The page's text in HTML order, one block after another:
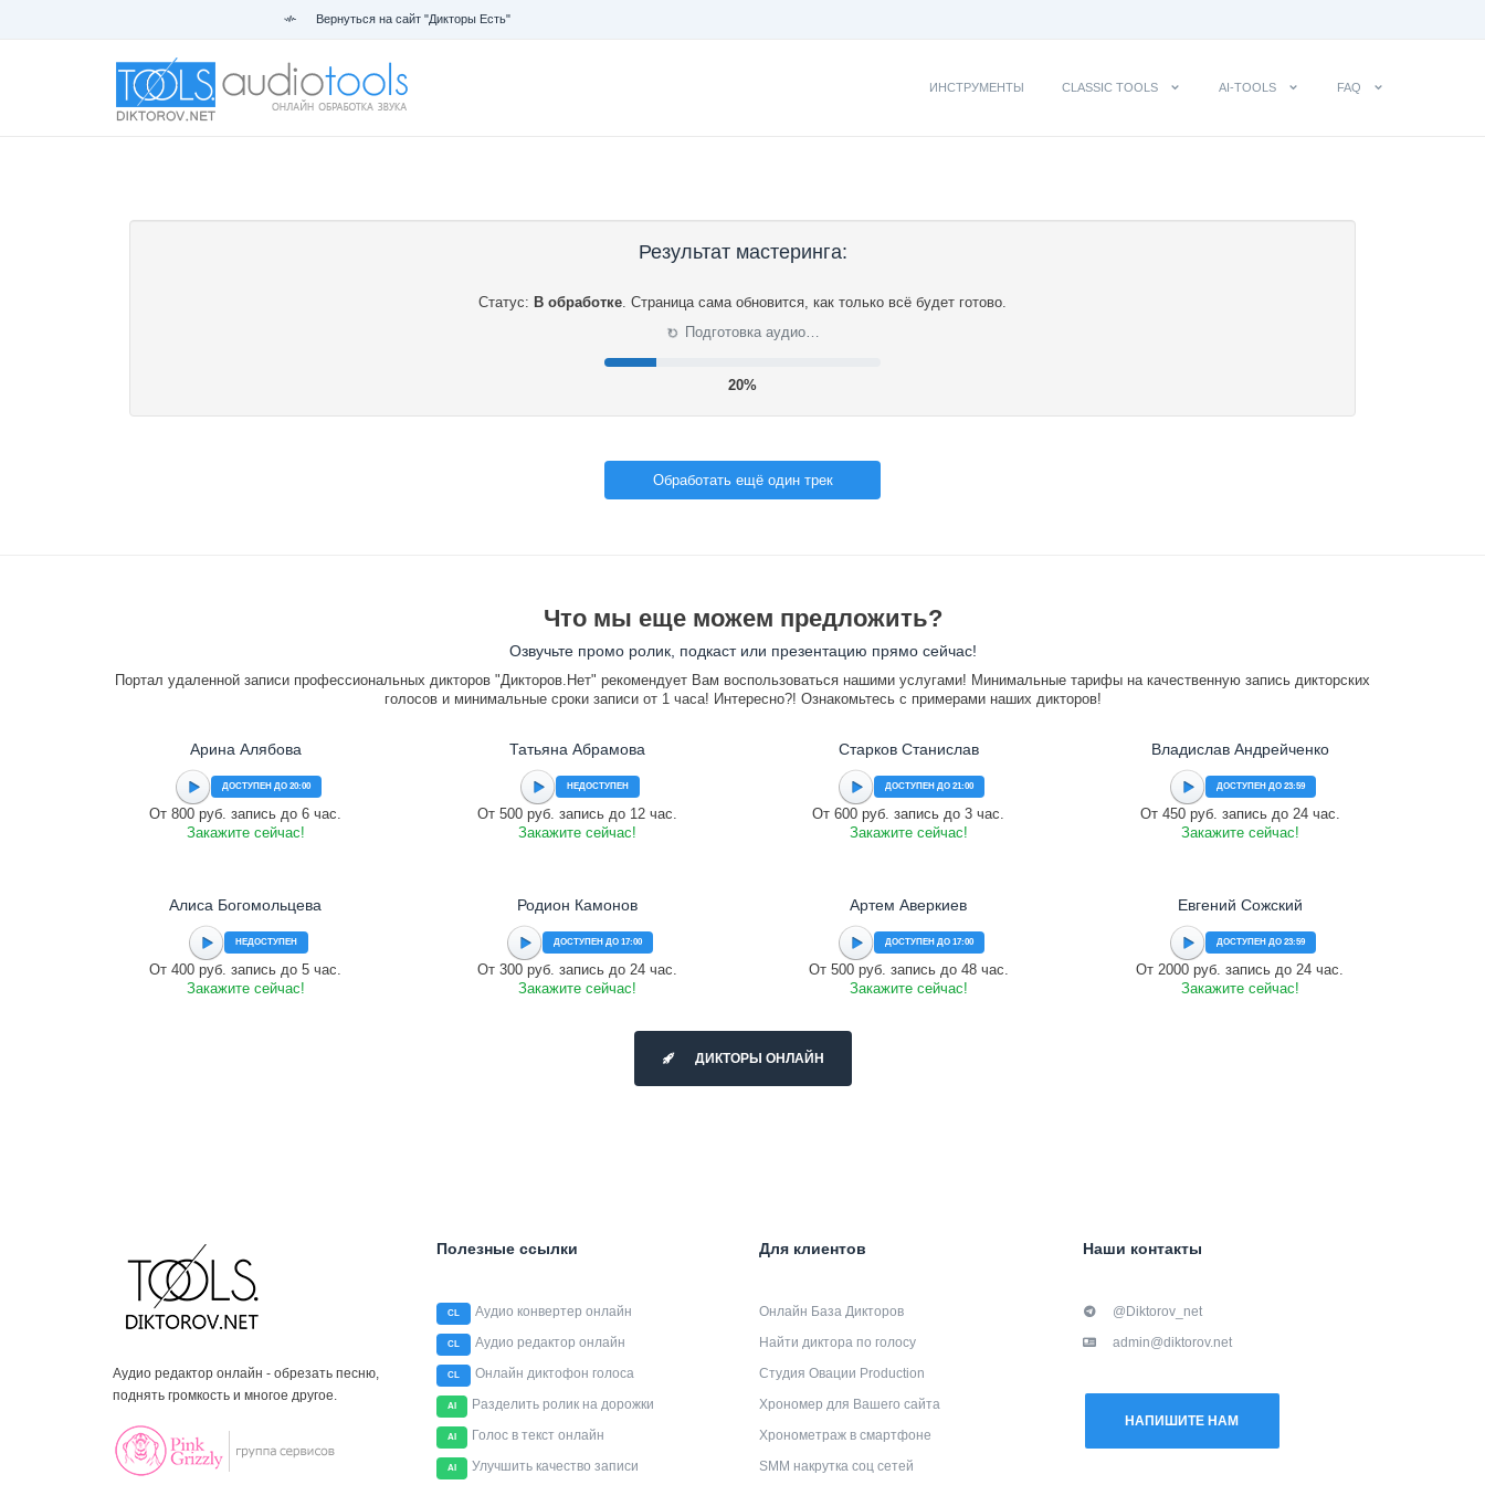
Вернуться на сайт "Дикторы Есть"
ИНСТРУМЕНТЫ CLASSIC TOOLS AI-TOOLS FAQ
Результат мастеринга:
Статус: В обработке. Страница сама обновится, как только всё будет готово.
⟳ Подготовка аудио…
20%
Обработать ещё один трек
Что мы еще можем предложить?
Озвучьте промо ролик, подкаст или презентацию прямо сейчас!
Портал удаленной записи профессиональных дикторов "Дикторов.Нет" рекомендует Вам воспользоваться нашими услугами! Минимальные тарифы на качественную запись дикторских
голосов и минимальные сроки записи от 1 часа! Интересно?! Ознакомьтесь с примерами наших дикторов!
Арина Алябова
ДОСТУПЕН ДО 20:00
От 800 руб. запись до 6 час.
Закажите сейчас!
Татьяна Абрамова
НЕДОСТУПЕН
От 500 руб. запись до 12 час.
Закажите сейчас!
Старков Станислав
ДОСТУПЕН ДО 21:00
От 600 руб. запись до 3 час.
Закажите сейчас!
Владислав Андрейченко
ДОСТУПЕН ДО 23:59
От 450 руб. запись до 24 час.
Закажите сейчас!
Алиса Богомольцева
НЕДОСТУПЕН
От 400 руб. запись до 5 час.
Закажите сейчас!
Родион Камонов
ДОСТУПЕН ДО 17:00
От 300 руб. запись до 24 час.
Закажите сейчас!
Артем Аверкиев
ДОСТУПЕН ДО 17:00
От 500 руб. запись до 48 час.
Закажите сейчас!
Евгений Сожский
ДОСТУПЕН ДО 23:59
От 2000 руб. запись до 24 час.
Закажите сейчас!
ДИКТОРЫ ОНЛАЙН
Аудио редактор онлайн - обрезать песню,
поднять громкость и многое другое.
Полезные ссылки
CL Аудио конвертер онлайн
CL Аудио редактор онлайн
CL Онлайн диктофон голоса
AI Разделить ролик на дорожки
AI Голос в текст онлайн
AI Улучшить качество записи
Для клиентов
Онлайн База Дикторов
Найти диктора по голосу
Студия Овации Production
Хрономер для Вашего сайта
Хронометраж в смартфоне
SMM накрутка соц сетей
Наши контакты
@Diktorov_net
admin@diktorov.net
НАПИШИТЕ НАМ